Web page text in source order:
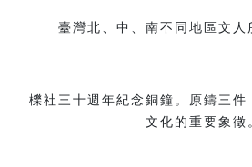
臺灣北、中、南不同地區文人
櫟社三十週年紀念銅鐘。原鑄三件
文化的重要象徵